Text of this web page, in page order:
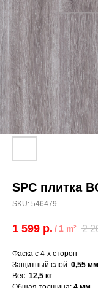
SPC плитка
SKU: 546479
1 599 р. / 1 m² 2
Фаска с 4-х сторон
Защитный слой: 0,55 мм
Вес: 12,5 кг